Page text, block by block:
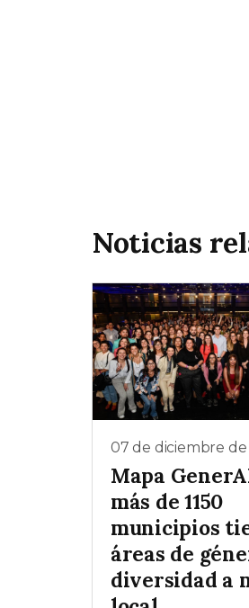
Noticias
07 de diciembre
Mapa
más de 1150
municipios
áreas de
diversidad a